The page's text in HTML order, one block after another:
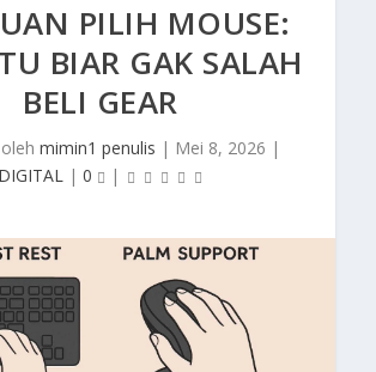
PILIH MOUSE:
BIAR GAK SALAH
BELI GEAR
mimin1 penulis | Mei 8, 2026 |
DIGITAL | 0 |